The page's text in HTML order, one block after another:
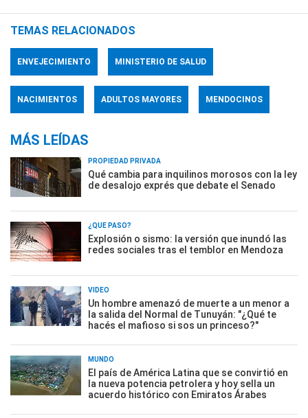
TEMAS RELACIONADOS
ENVEJECIMIENTO MINISTERIO DE SALUD
NACIMIENTOS ADULTOS MAYORES MENDOCINOS
MÁS LEÍDAS
PROPIEDAD PRIVADA
Qué cambia para inquilinos morosos con la ley
de desalojo exprés que debate el Senado
¿QUÉ PASÓ?
Explosión o sismo: la versión que inundó las
redes sociales tras el temblor en Mendoza
VIDEO
Un hombre amenazó de muerte a un menor a
la salida del Normal de Tunuyán: "¿Qué te
hacés el mafioso si sos un princeso?"
MUNDO
El país de América Latina que se convirtió en
la nueva potencia petrolera y hoy sella un
acuerdo histórico con Emiratos Árabes